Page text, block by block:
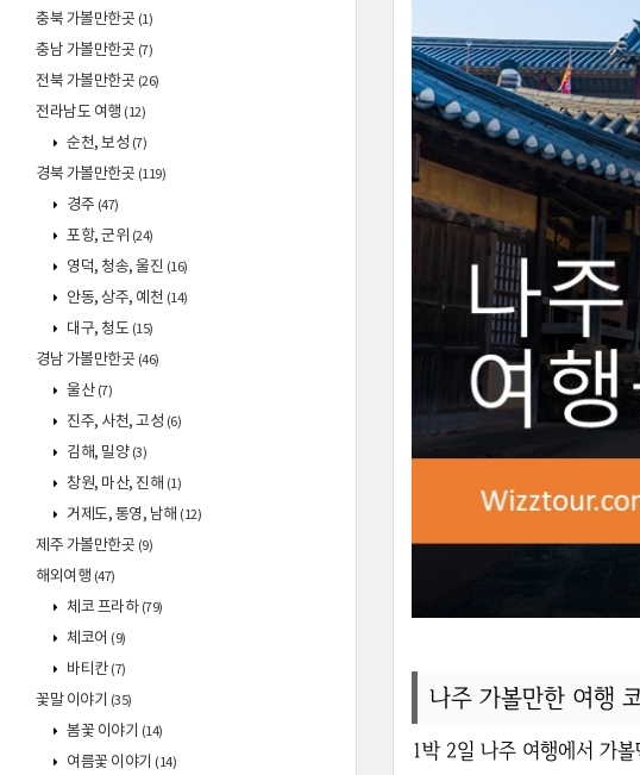
충북 가볼만한곳 (1)
충남 가볼만한곳 (7)
전북 가볼만한곳 (26)
전라남도 여행 (12)
순천, 보성 (7)
경북 가볼만한곳 (119)
경주 (47)
포항, 군위 (24)
영덕, 청송, 울진 (16)
안동, 상주, 예천 (14)
대구, 청도 (15)
경남 가볼만한곳 (46)
울산 (7)
진주, 사천, 고성 (6)
김해, 밀양 (3)
창원, 마산, 진해 (1)
거제도, 통영, 남해 (12)
제주 가볼만한곳 (9)
해외여행 (47)
체코 프라하 (79)
체코어 (9)
바티칸 (7)
꽃말 이야기 (35)
봄꽃 이야기 (14)
여름꽃 이야기 (14)
나주 가볼만한 여행
1박 2일 나주 여행에서 가